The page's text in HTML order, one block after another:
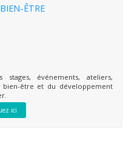
ÊTRE
événements, ateliers,
être et du développement
ici